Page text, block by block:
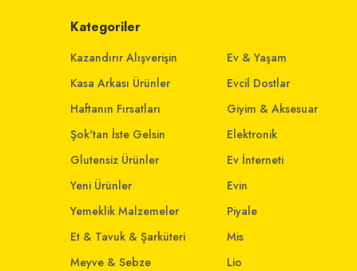
Kategoriler
Kazandırır Alışverişin
Kasa Arkası Ürünler
Haftanın Fırsatları
Şok'tan İste Gelsin
Glutensiz Ürünler
Yeni Ürünler
Yemeklik Malzemeler
Et & Tavuk & Şarküteri
Meyve & Sebze
Ev & Yaşam
Evcil Dostlar
Giyim & Aksesuar
Elektronik
Ev İnterneti
Evin
Piyale
Mis
Lio